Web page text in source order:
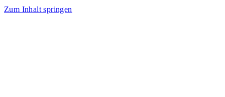
Zum Inhalt springen